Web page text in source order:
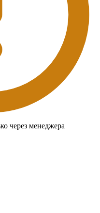
через менеджера